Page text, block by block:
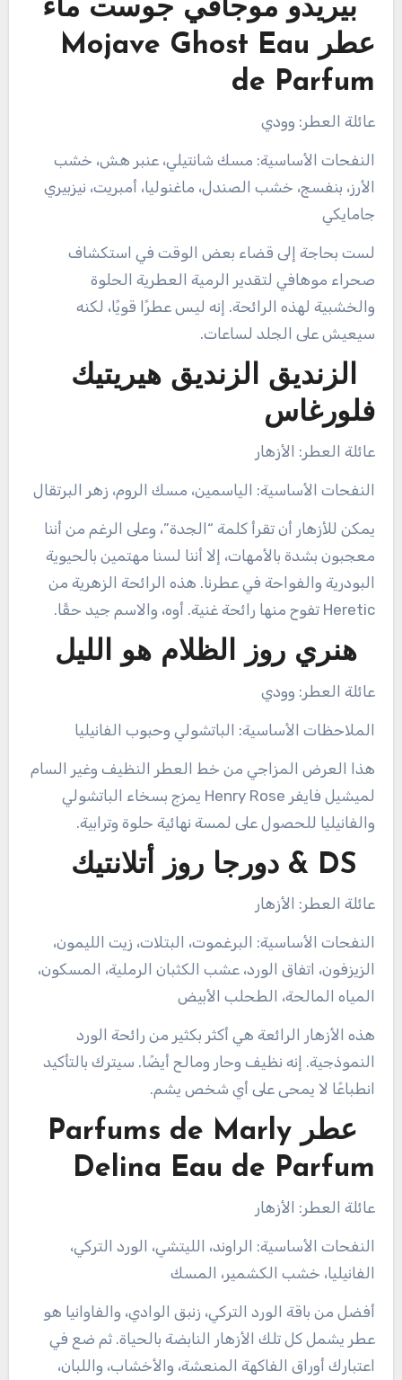
بيريدو موجافي جوست ماء
عطر Mojave Ghost Eau
de Parfum
عائلة العطر: وودي
النفحات الأساسية: مسك شانتيلي، عنبر هش، خشب
الأرز، بنفسج، خشب الصندل، ماغنوليا، أمبريت، نيزبيري
جامايكي
لست بحاجة إلى قضاء بعض الوقت في استكشاف
صحراء موهافي لتقدير الرمية العطرية الحلوة
والخشبية لهذه الرائحة. إنه ليس عطرًا قويًا، لكنه
سيعيش على الجلد لساعات.
الزنديق الزنديق هيريتيك
فلورغاس
عائلة العطر: الأزهار
النفحات الأساسية: الياسمين، مسك الروم، زهر البرتقال
يمكن للأزهار أن تقرأ كلمة “الجدة”، وعلى الرغم من أننا
معجبون بشدة بالأمهات، إلا أننا لسنا مهتمين بالحيوية
البودرية والفواحة في عطرنا. هذه الرائحة الزهرية من
Heretic تفوح منها رائحة غنية. أوه، والاسم جيد حقًا.
هنري روز الظلام هو الليل
عائلة العطر: وودي
الملاحظات الأساسية: الباتشولي وحبوب الفانيليا
هذا العرض المزاجي من خط العطر النظيف وغير السام
لميشيل فايفر Henry Rose يمزج بسخاء الباتشولي
والفانيليا للحصول على لمسة نهائية حلوة وترابية.
عائلة العطر: الأزهار
النفحات الأساسية: البرغموت، البتلات، زيت الليمون،
الزيزفون، اتفاق الورد، عشب الكثبان الرملية، المسكون،
المياه المالحة، الطحلب الأبيض
هذه الأزهار الرائعة هي أكثر بكثير من رائحة الورد
النموذجية. إنه نظيف وحار ومالح أيضًا. سيترك بالتأكيد
انطباعًا لا يمحى على أي شخص يشم.
عطر Parfums de Marly
Delina Eau de Parfum
عائلة العطر: الأزهار
النفحات الأساسية: الراوند، الليتشي، الورد التركي،
الفانيليا، خشب الكشمير، المسك
أفضل من باقة الورد التركي، زنبق الوادي، والفاوانيا هو
عطر يشمل كل تلك الأزهار النابضة بالحياة. ثم ضع في
اعتبارك أوراق الفاكهة المنعشة، والأخشاب، واللبان،